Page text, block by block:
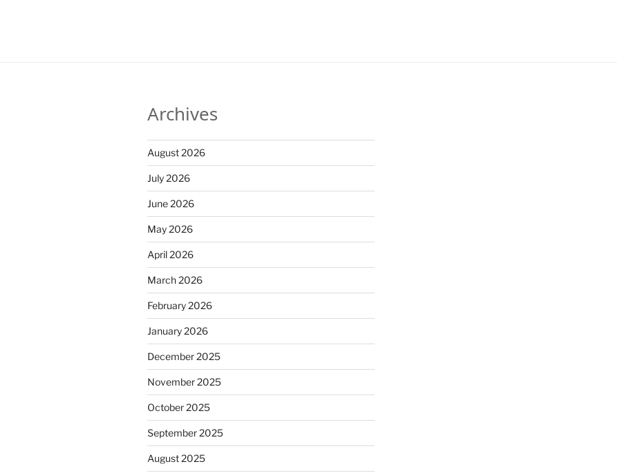
Archives
August 2026
July 2026
June 2026
May 2026
April 2026
March 2026
February 2026
January 2026
December 2025
November 2025
October 2025
September 2025
August 2025